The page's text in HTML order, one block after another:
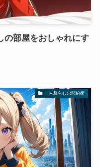
の部屋をおしゃれにす
一人暮らしの節約術